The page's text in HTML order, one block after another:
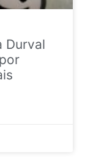
Durval